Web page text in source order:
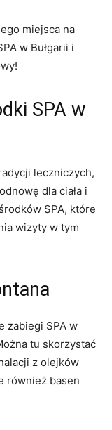
miejsca na
w Bułgarii ⁢i
SPA ​w
‍leczniczych,
dla ciała i
SPA, które
wizyty w⁣ tym
zabiegi SPA w
tu skorzystać
z​ olejków
również basen